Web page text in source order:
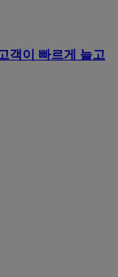
객이 빠르게 늘고